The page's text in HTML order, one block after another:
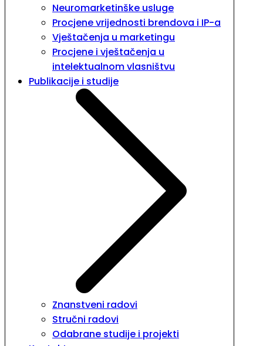
Neuromarketinške usluge
Procjene vrijednosti brendova i IP-a
Vještačenja u marketingu
Procjene i vještačenja u
intelektualnom vlasništvu
Publikacije i studije
Znanstveni radovi
Stručni radovi
Odabrane studije i projekti